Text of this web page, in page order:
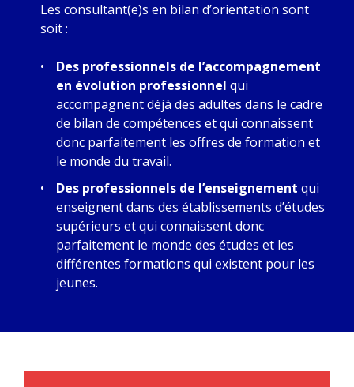
Les consultant(e)s en bilan d’orientation sont
soit :
Des professionnels de l’accompagnement
en évolution professionnel qui
accompagnent déjà des adultes dans le cadre
de bilan de compétences et qui connaissent
donc parfaitement les offres de formation et
le monde du travail.
Des professionnels de l’enseignement qui
enseignent dans des établissements d’études
supérieurs et qui connaissent donc
parfaitement le monde des études et les
différentes formations qui existent pour les
jeunes.